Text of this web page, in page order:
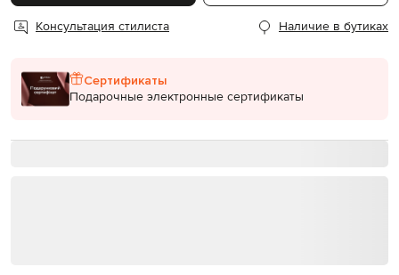
Консультация стилиста Наличие в бутиках
Сертификаты
Подарочные электронные сертификаты